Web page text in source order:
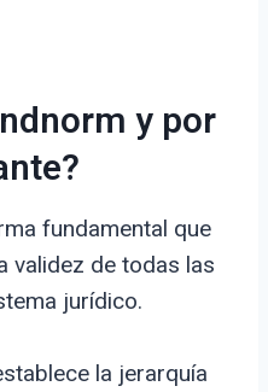
y por
fundamental que
validez de todas las
jurídico.
la jerarquía